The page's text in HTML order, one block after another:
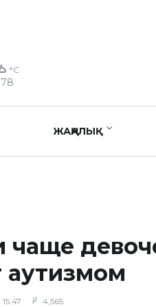
°C
ЖАҢАЛЫҚ
чаще
аутизмом
4,565